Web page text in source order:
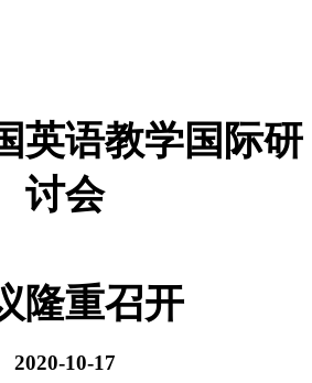
英语教学国际研
讨会
隆重召开
2020-10-17